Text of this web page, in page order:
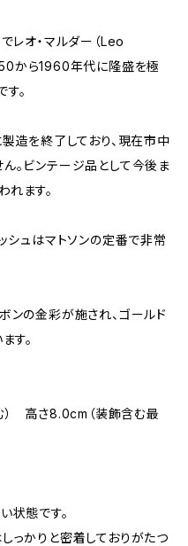
レオ・マルダー（Leo
から1960年代に隆盛を極
。
造を終了しており、現在市中
。ビンテージ品として今後ま
ます。
シュはマトソンの定番で非常
ンの金彩が施され、ゴールド
す。
高さ8.0cm（装飾含む最
状態です。
っかりと密着しておりがたつ